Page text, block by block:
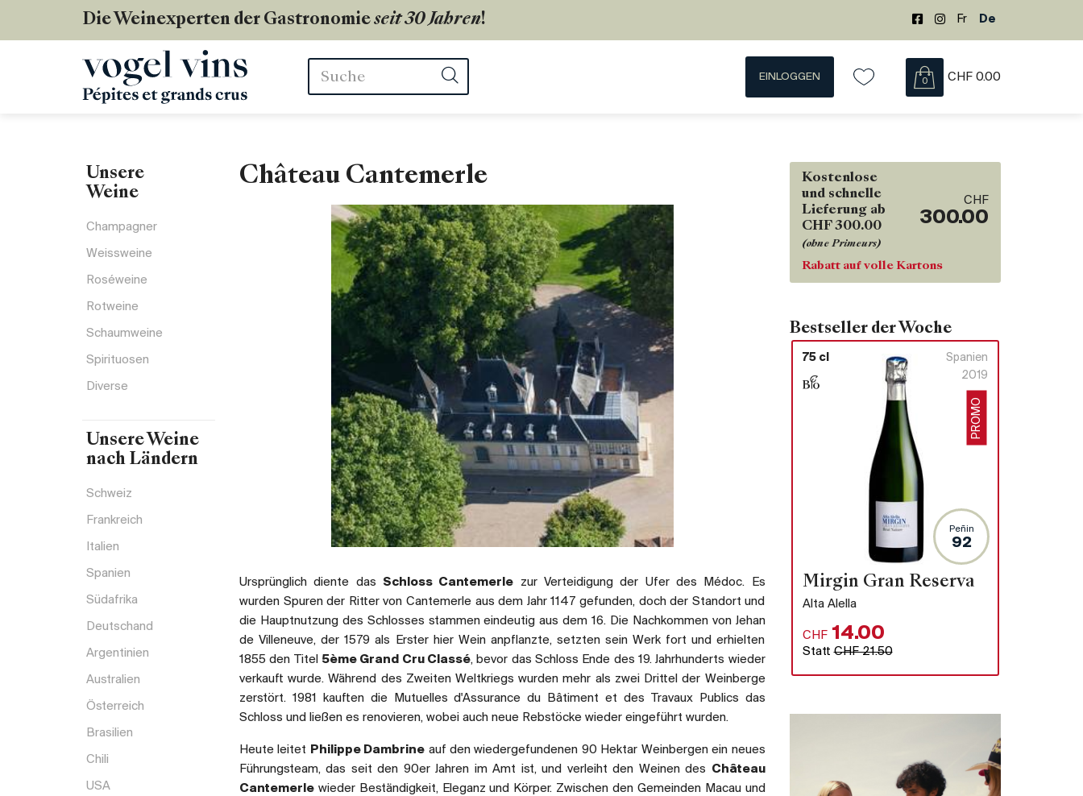
Die Weinexperten der Gastronomie seit 30 Jahren! Fr De
Stichwörter
EINLOGGEN 0 CHF 0.00
Unsere
Weine
Champagner
Weissweine
Roséweine
Rotweine
Schaumweine
Spirituosen
Diverse
Unsere Weine
nach Ländern
Schweiz
Frankreich
Italien
Spanien
Südafrika
Deutschand
Argentinien
Australien
Österreich
Brasilien
Chili
USA
Château Cantemerle
Ursprünglich diente das Schloss Cantemerle zur Verteidigung der Ufer des Médoc. Es
wurden Spuren der Ritter von Cantemerle aus dem Jahr 1147 gefunden, doch der Standort und
die Hauptnutzung des Schlosses stammen eindeutig aus dem 16. Die Nachkommen von Jehan
de Villeneuve, der 1579 als Erster hier Wein anpflanzte, setzten sein Werk fort und erhielten
1855 den Titel 5ème Grand Cru Classé, bevor das Schloss Ende des 19. Jahrhunderts wieder
verkauft wurde. Während des Zweiten Weltkriegs wurden mehr als zwei Drittel der Weinberge
zerstört. 1981 kauften die Mutuelles d'Assurance du Bâtiment et des Travaux Publics das
Schloss und ließen es renovieren, wobei auch neue Rebstöcke wieder eingeführt wurden.
Heute leitet Philippe Dambrine auf den wiedergefundenen 90 Hektar Weinbergen ein neues
Führungsteam, das seit den 90er Jahren im Amt ist, und verleiht den Weinen des Château
Cantemerle wieder Beständigkeit, Eleganz und Körper. Zwischen den Gemeinden Macau und
Kostenlose
und schnelle
Lieferung ab
CHF 300.00
(ohne Primeurs)
CHF
300.00
Rabatt auf volle Kartons
Bestseller der Woche
75 cl
Spanien
2019
PROMO
Peñin
92
Mirgin Gran Reserva
Alta Alella
CHF 14.00
StattCHF 21.50